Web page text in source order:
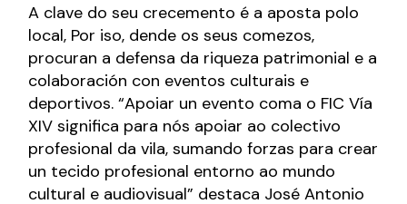
A clave do seu crecemento é a aposta polo
local, Por iso, dende os seus comezos,
procuran a defensa da riqueza patrimonial e a
colaboración con eventos culturais e
deportivos. “Apoiar un evento coma o FIC Vía
XIV significa para nós apoiar ao colectivo
profesional da vila, sumando forzas para crear
un tecido profesional entorno ao mundo
cultural e audiovisual” destaca José Antonio